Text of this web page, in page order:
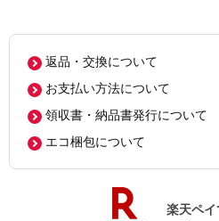
返品・交換について
お支払い方法について
領収書・納品書発行について
エコ梱包について